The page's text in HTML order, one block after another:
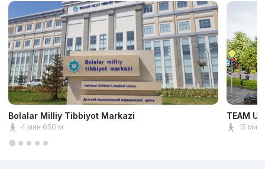
Bolalar Milliy Tibbiyot Markazi
4 мин 650 м
TEAM
15 мин